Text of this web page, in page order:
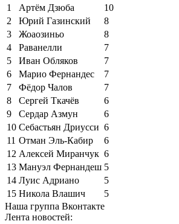
1
Артём Дзюба
10
2
Юрий Газинский
8
3
Жоаозиньо
8
4
Раванелли
7
5
Иван Обляков
7
6
Марио Фернандес
7
7
Фёдор Чалов
7
8
Сергей Ткачёв
6
9
Сердар Азмун
6
10 Себастьян Дриусси 6
11 Отман Эль-Кабир
6
12 Алексей Миранчук 6
13 Мануэл Фернандеш 5
14 Луис Адриано
5
15 Никола Влашич
5
Наша группа Вконтакте
Лента новостей: